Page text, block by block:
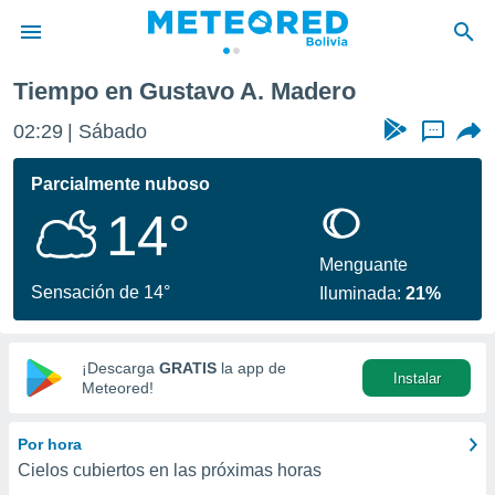
de
ha
que se
calidad.
a este
las
y
digital
basada
Tiempo en Gustavo A. Madero
02:29 Sábado ...
Parcialmente nuboso
14°
Sensación de 14°
Menguante
Iluminada:21%
¡Descarga GRATIS la app de
Meteored!
Instalar
Por hora
Cielos cubiertos en las próximas horas